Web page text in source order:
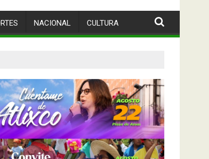
NACIONAL CULTURA